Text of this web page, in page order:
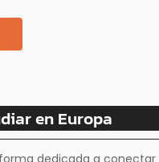
en Europa
dedicada a conectar